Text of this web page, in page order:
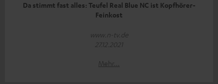
Da stimmt fast alles: Teufel Real Blue NC ist Kopfhörer-
Feinkost
www.n-tv.de
27.12.2021
Mehr...